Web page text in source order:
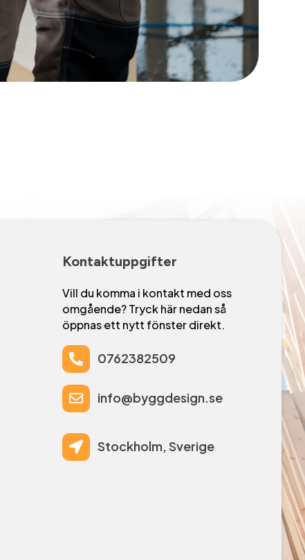
Kontaktuppgifter
Vill du komma i kontakt med oss
omgående? Tryck här nedan så
öppnas ett nytt fönster direkt.
 0762382509
 info@byggdesign.se
 Stockholm, Sverige